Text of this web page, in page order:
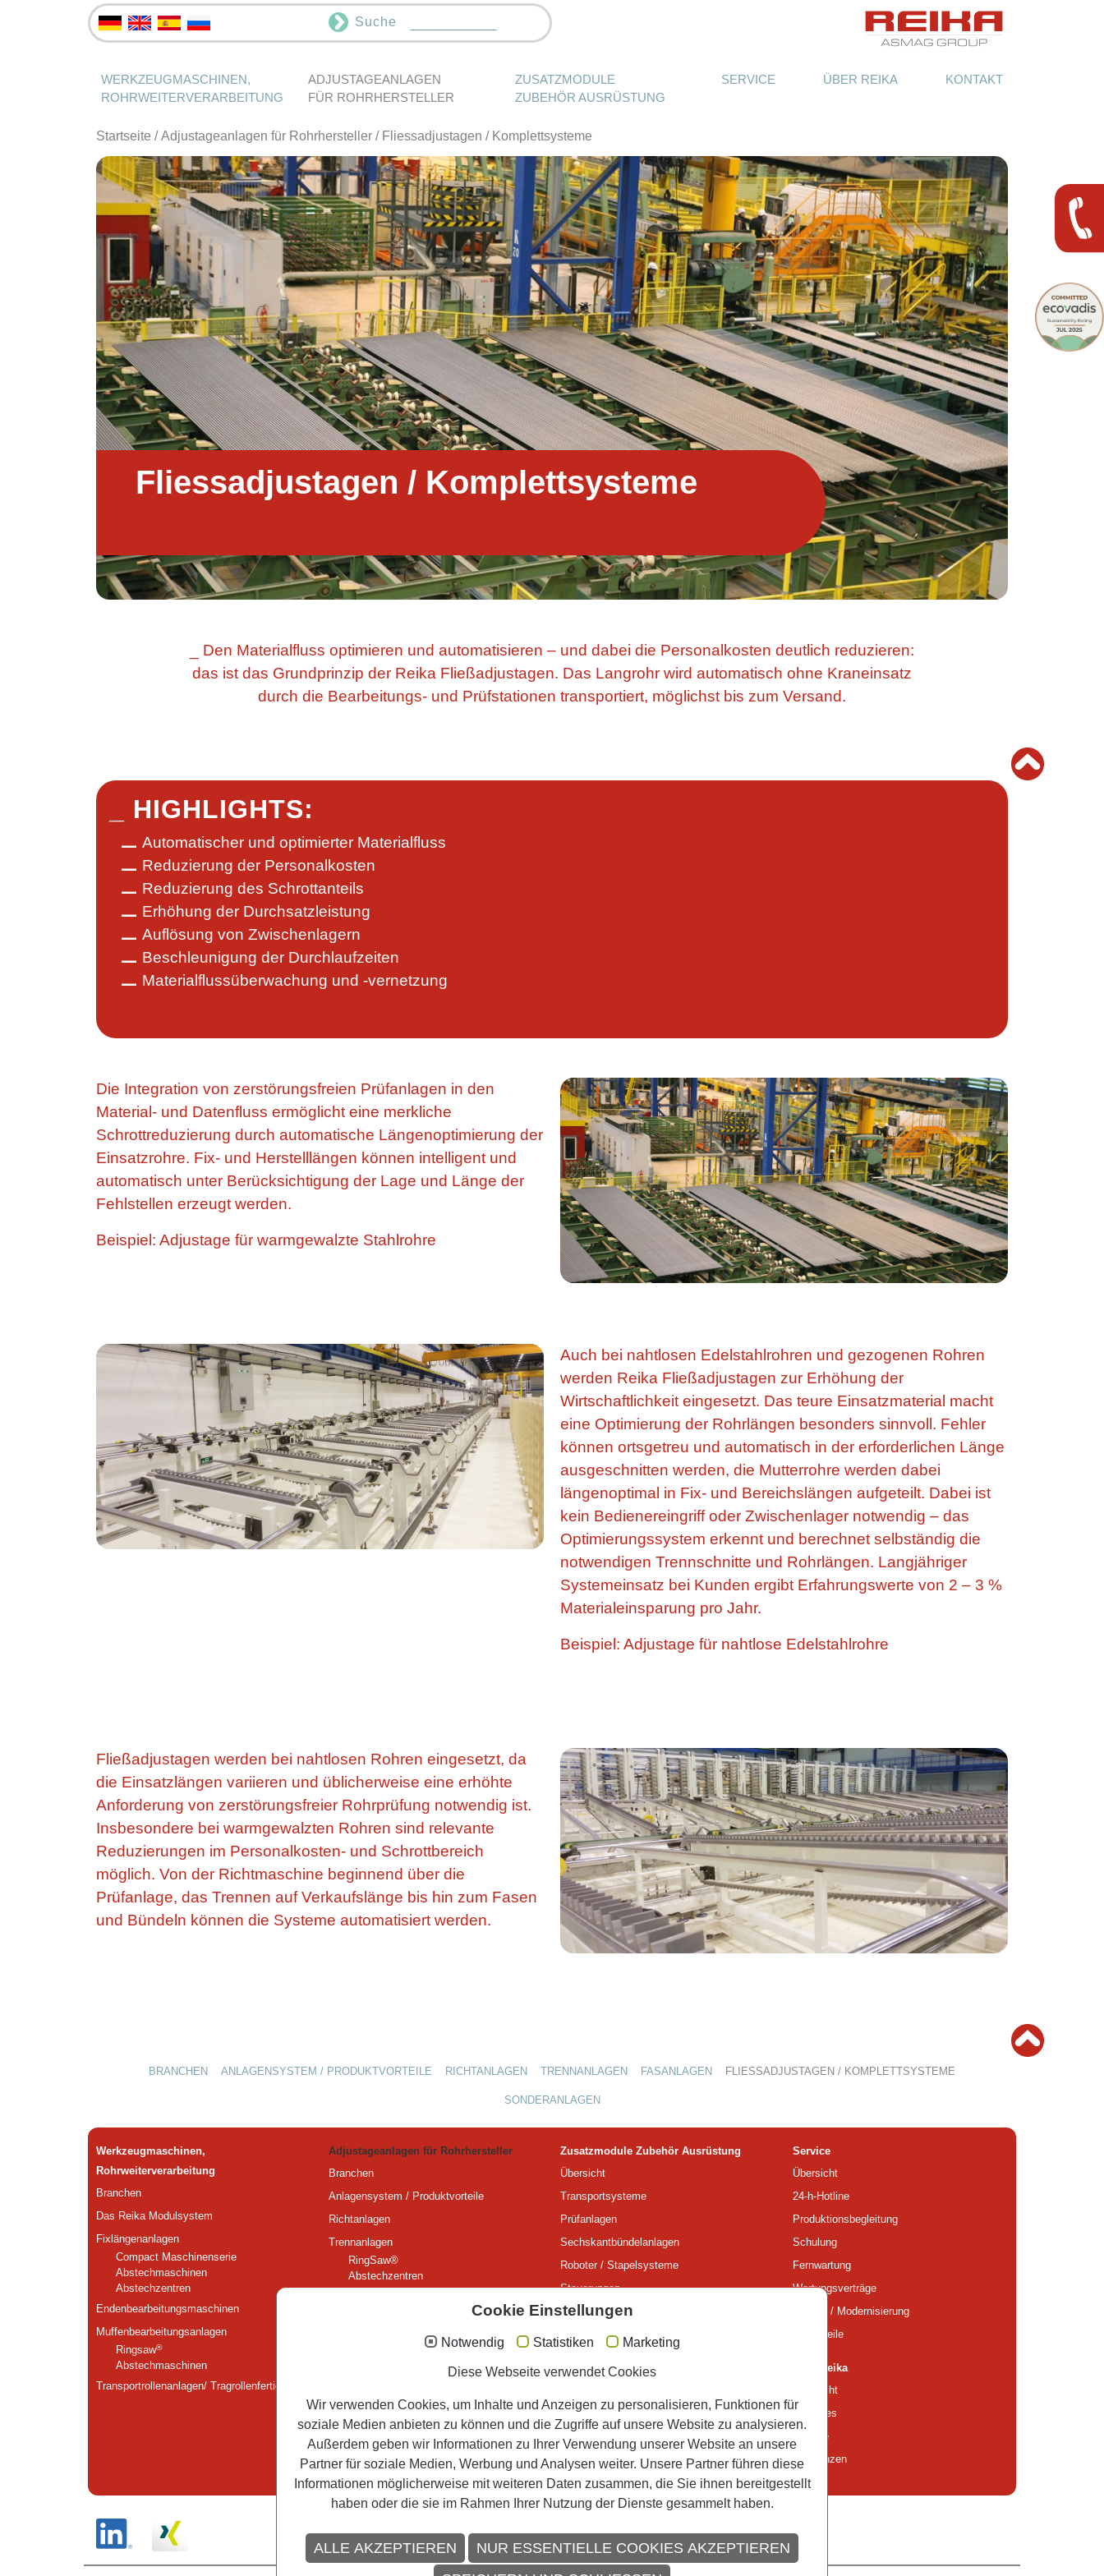
Suche
WERKZEUGMASCHINEN,
ROHRWEITERVERARBEITUNG
ADJUSTAGEANLAGEN
FÜR ROHRHERSTELLER
ZUSATZMODULE
ZUBEHÖR AUSRÜSTUNG
SERVICE ÜBER REIKA KONTAKT
Startseite /Adjustageanlagen für Rohrhersteller / Fliessadjustagen / Komplettsysteme
Fliessadjustagen / Komplettsysteme
_ Den Materialfluss optimieren und automatisieren – und dabei die Personalkosten deutlich reduzieren:
das ist das Grundprinzip der Reika Fließadjustagen. Das Langrohr wird automatisch ohne Kraneinsatz
durch die Bearbeitungs- und Prüfstationen transportiert, möglichst bis zum Versand.
_ HIGHLIGHTS:
Automatischer und optimierter Materialfluss
Reduzierung der Personalkosten
Reduzierung des Schrottanteils
Erhöhung der Durchsatzleistung
Auflösung von Zwischenlagern
Beschleunigung der Durchlaufzeiten
Materialflussüberwachung und -vernetzung
Die Integration von zerstörungsfreien Prüfanlagen in den
Material- und Datenfluss ermöglicht eine merkliche
Schrottreduzierung durch automatische Längenoptimierung der
Einsatzrohre. Fix- und Herstelllängen können intelligent und
automatisch unter Berücksichtigung der Lage und Länge der
Fehlstellen erzeugt werden.
Beispiel: Adjustage für warmgewalzte Stahlrohre
Auch bei nahtlosen Edelstahlrohren und gezogenen Rohren
werden Reika Fließadjustagen zur Erhöhung der
Wirtschaftlichkeit eingesetzt. Das teure Einsatzmaterial macht
eine Optimierung der Rohrlängen besonders sinnvoll. Fehler
können ortsgetreu und automatisch in der erforderlichen Länge
ausgeschnitten werden, die Mutterrohre werden dabei
längenoptimal in Fix- und Bereichslängen aufgeteilt. Dabei ist
kein Bedienereingriff oder Zwischenlager notwendig – das
Optimierungssystem erkennt und berechnet selbständig die
notwendigen Trennschnitte und Rohrlängen. Langjähriger
Systemeinsatz bei Kunden ergibt Erfahrungswerte von 2 – 3 %
Materialeinsparung pro Jahr.
Beispiel: Adjustage für nahtlose Edelstahlrohre
Fließadjustagen werden bei nahtlosen Rohren eingesetzt, da
die Einsatzlängen variieren und üblicherweise eine erhöhte
Anforderung von zerstörungsfreier Rohrprüfung notwendig ist.
Insbesondere bei warmgewalzten Rohren sind relevante
Reduzierungen im Personalkosten- und Schrottbereich
möglich. Von der Richtmaschine beginnend über die
Prüfanlage, das Trennen auf Verkaufslänge bis hin zum Fasen
und Bündeln können die Systeme automatisiert werden.
BRANCHEN ANLAGENSYSTEM / PRODUKTVORTEILE RICHTANLAGEN TRENNANLAGEN FASANLAGEN FLIESSADJUSTAGEN / KOMPLETTSYSTEME
SONDERANLAGEN
Werkzeugmaschinen,
Rohrweiterverarbeitung
Branchen
Das Reika Modulsystem
Fixlängenanlagen
Compact Maschinenserie
Abstechmaschinen
Abstechzentren
Endenbearbeitungsmaschinen
Muffenbearbeitungs­anlagen
Ringsaw®
Abstechmaschinen
Transportrollenanlagen/ Tragrollenfertigung
Adjustageanlagen für Rohrhersteller
Branchen
Anlagensystem / Produktvorteile
Richtanlagen
Trennanlagen
RingSaw®
Abstechzentren
Abstechmaschinen
Fliessadjustagen / Komplettsysteme
Zusatzmodule Zubehör Ausrüstung
Übersicht
Transportsysteme
Prüfanlagen
Sechskantbündelanlagen
Roboter / Stapelsysteme
Steuerungen
Messsysteme
Werkzeuge
Kontakt
Vertretungen
Downloads Prospekte
Service
Übersicht
24-h-Hotline
Produktionsbegleitung
Schulung
Fernwartung
Wartungsverträge
Retrofit / Modernisierung
Ersatzteile
Über Reika
Übersicht
Aktuelles
Historie
Referenzen
Cookie Einstellungen
Notwendig Statistiken Marketing
Diese Webseite verwendet Cookies
Wir verwenden Cookies, um Inhalte und Anzeigen zu personalisieren, Funktionen für
soziale Medien anbieten zu können und die Zugriffe auf unsere Website zu analysieren.
Außerdem geben wir Informationen zu Ihrer Verwendung unserer Website an unsere
Partner für soziale Medien, Werbung und Analysen weiter. Unsere Partner führen diese
Informationen möglicherweise mit weiteren Daten zusammen, die Sie ihnen bereitgestellt
haben oder die sie im Rahmen Ihrer Nutzung der Dienste gesammelt haben.
ALLE AKZEPTIEREN
NUR ESSENTIELLE COOKIES AKZEPTIEREN